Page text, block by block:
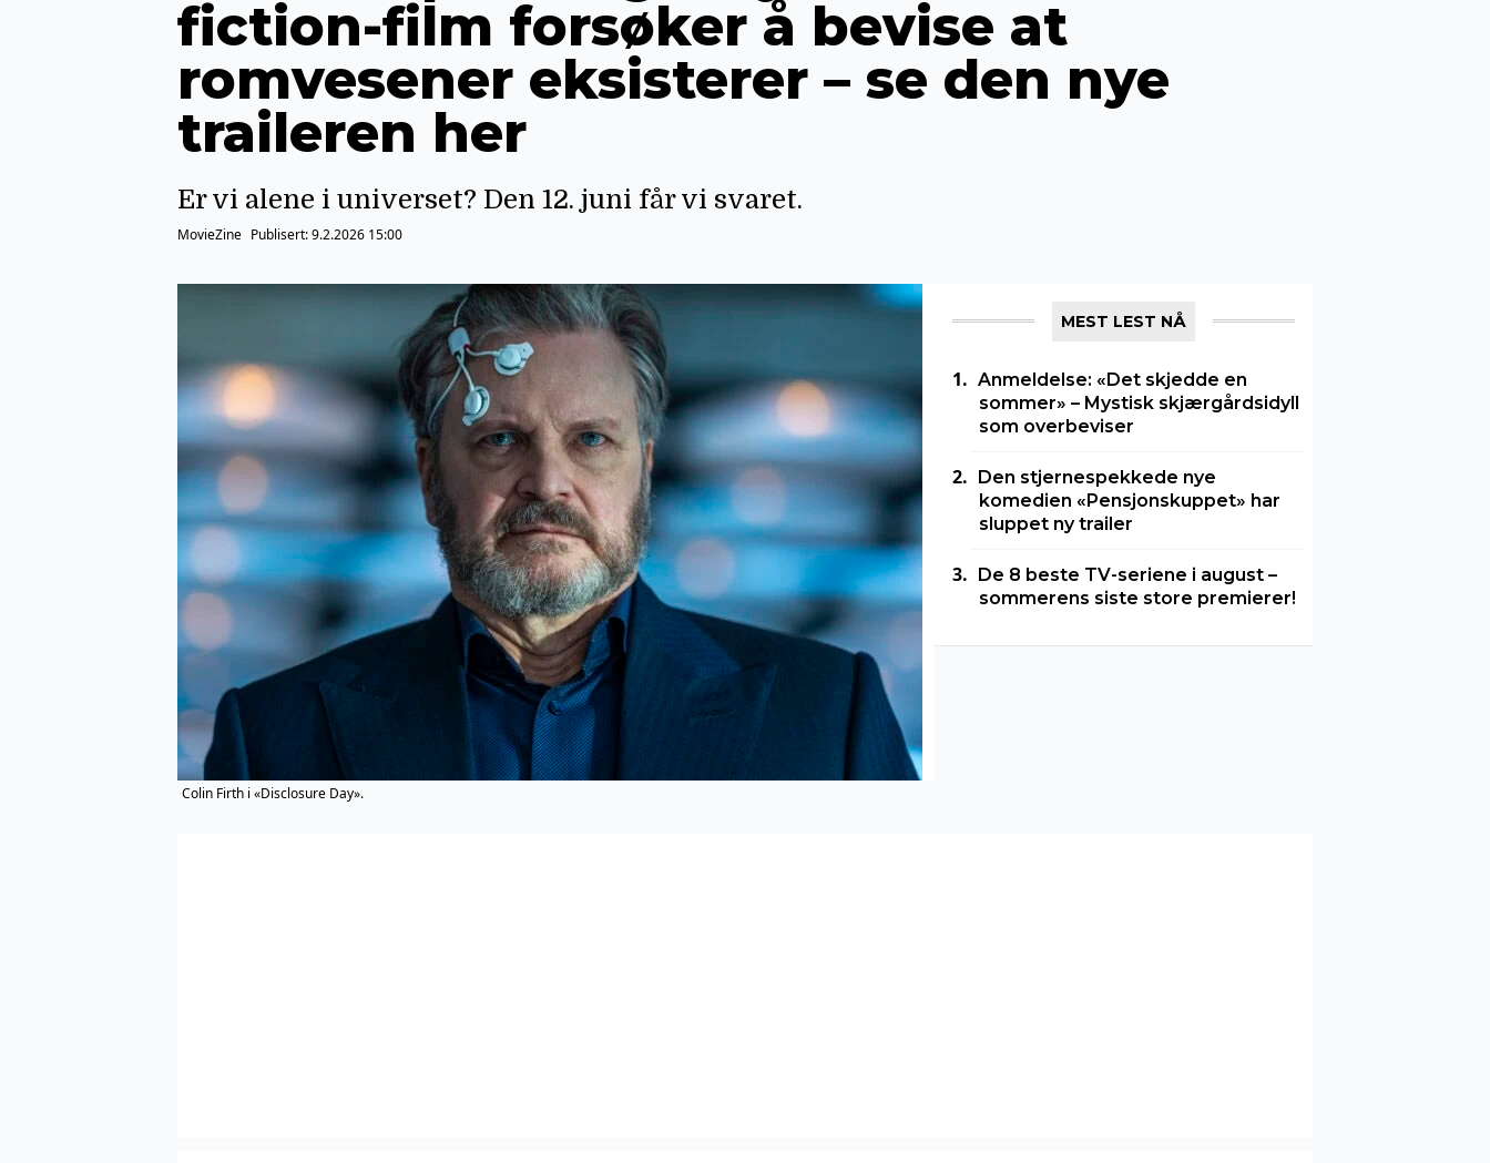
fiction-film forsøker å bevise at
romvesener eksisterer – se den nye
traileren her
Er vi alene i universet? Den 12. juni får vi svaret.
MovieZine Publisert:9.2.2026 15:00
Colin Firth i «Disclosure Day».
MEST LEST NÅ
Anmeldelse: «Det skjedde en
sommer» – Mystisk skjærgårdsidyll
som overbeviser
Den stjernespekkede nye
komedien «Pensjonskuppet» har
sluppet ny trailer
De 8 beste TV-seriene i august –
sommerens siste store premierer!